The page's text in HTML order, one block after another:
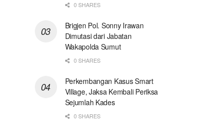
0 SHARES
Brigjen Pol. Sonny Irawan
Dimutasi dari Jabatan
Wakapolda Sumut
0 SHARES
Perkembangan Kasus Smart
Village, Jaksa Kembali Periksa
Sejumlah Kades
0 SHARES